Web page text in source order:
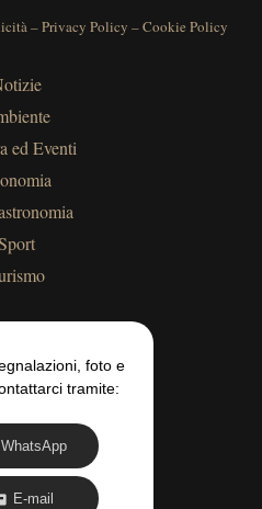
–Privacy Policy –Cookie Policy
ed Eventi
foto e
tramite:
WhatsApp
E-mail